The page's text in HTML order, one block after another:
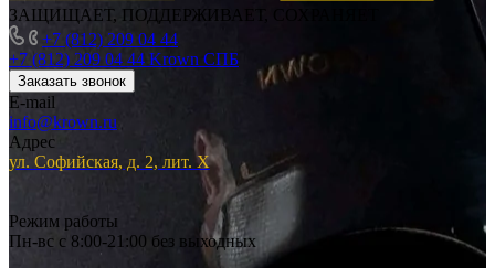
ЗАЩИЩАЕТ, ПОДДЕРЖИВАЕТ, СОХРАНЯЕТ
+7 (812) 209 04 44
+7 (812) 209 04 44 Krown СПБ
Заказать звонок
E-mail
info@krown.ru
Адрес
ул. Софийская, д. 2, лит. Х
Режим работы
Пн-вс с 8:00-21:00 без выходных